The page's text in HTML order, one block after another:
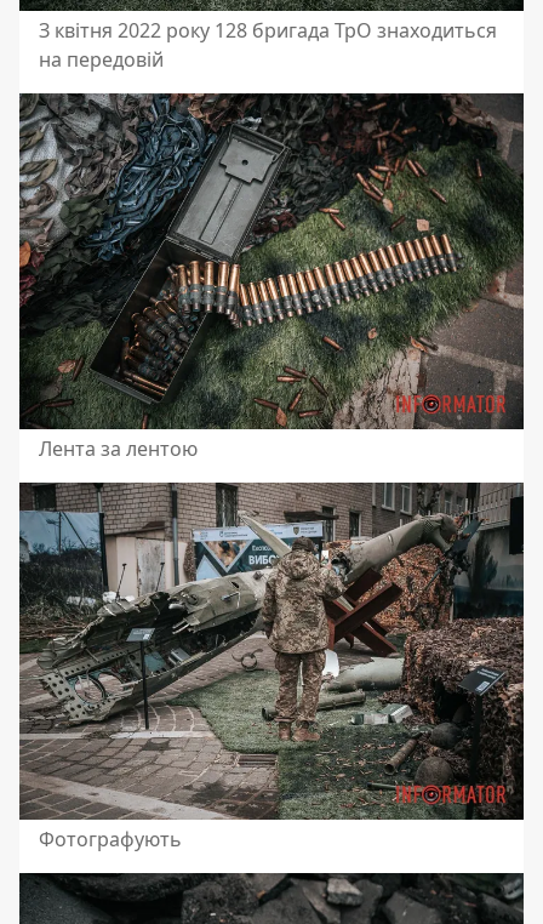
З квітня 2022 року 128 бригада ТрО знаходиться
на передовій
Лента за лентою
Фотографують